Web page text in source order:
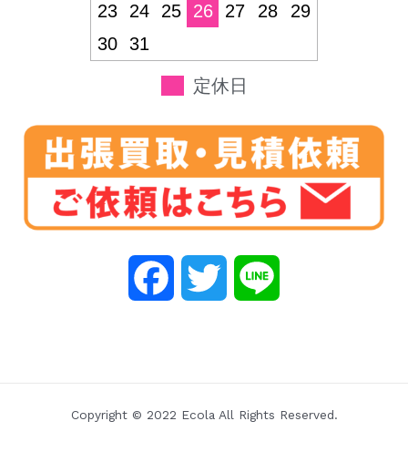
23
24 25 26 27 28
29
30
31
定休日
e t e
Copyright © 2022 Ecola All Rights Reserved.